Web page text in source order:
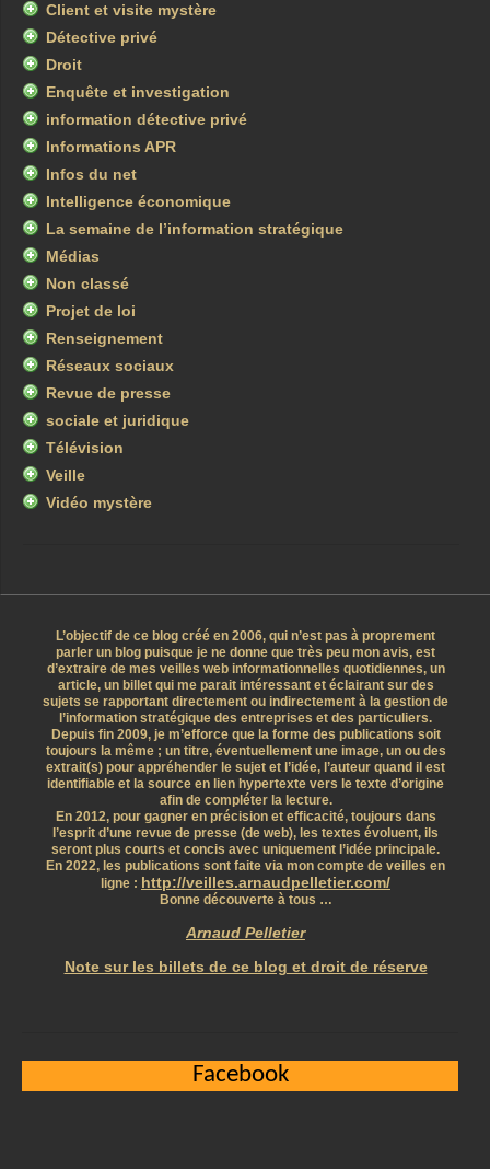
Client et visite mystère
Détective privé
Droit
Enquête et investigation
information détective privé
Informations APR
Infos du net
Intelligence économique
La semaine de l’information stratégique
Médias
Non classé
Projet de loi
Renseignement
Réseaux sociaux
Revue de presse
sociale et juridique
Télévision
Veille
Vidéo mystère
L’objectif de ce blog créé en 2006, qui n’est pas à proprement
parler un blog puisque je ne donne que très peu mon avis, est
d’extraire de mes veilles web informationnelles quotidiennes, un
article, un billet qui me parait intéressant et éclairant sur des
sujets se rapportant directement ou indirectement à la gestion de
l’information stratégique des entreprises et des particuliers.
Depuis fin 2009, je m’efforce que la forme des publications soit
toujours la même ; un titre, éventuellement une image, un ou des
extrait(s) pour appréhender le sujet et l’idée, l’auteur quand il est
identifiable et la source en lien hypertexte vers le texte d’origine
afin de compléter la lecture.
En 2012, pour gagner en précision et efficacité, toujours dans
l’esprit d’une revue de presse (de web), les textes évoluent, ils
seront plus courts et concis avec uniquement l’idée principale.
En 2022, les publications sont faite via mon compte de veilles en
ligne : http://veilles.arnaudpelletier.com/
Bonne découverte à tous …
Arnaud Pelletier
Note sur les billets de ce blog et droit de réserve
Facebook